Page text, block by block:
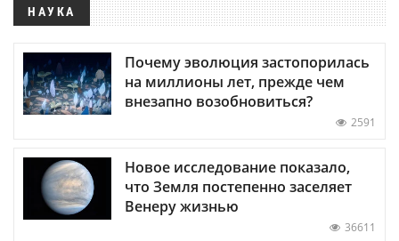
НАУКА
Почему эволюция застопорилась
на миллионы лет, прежде чем
внезапно возобновиться?
2591
Новое исследование показало,
что Земля постепенно заселяет
Венеру жизнью
36611